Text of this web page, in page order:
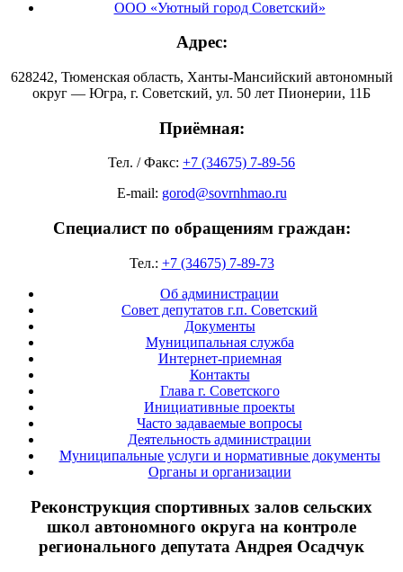
ООО «Уютный город Советский»
Адрес:
628242, Тюменская область, Ханты-Мансийский автономный
округ — Югра, г. Советский, ул. 50 лет Пионерии, 11Б
Приёмная:
Тел. / Факс: +7 (34675) 7-89-56
E-mail: gorod@sovrnhmao.ru
Специалист по обращениям граждан:
Тел.: +7 (34675) 7-89-73
Об администрации
Совет депутатов г.п. Советский
Документы
Муниципальная служба
Интернет-приемная
Контакты
Глава г. Советского
Инициативные проекты
Часто задаваемые вопросы
Деятельность администрации
Муниципальные услуги и нормативные документы
Органы и организации
Реконструкция спортивных залов сельских
школ автономного округа на контроле
регионального депутата Андрея Осадчук